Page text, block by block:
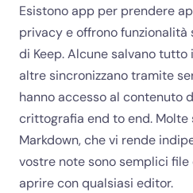
Esistono app per prendere
privacy e offrono
di Keep. Alcune salvano
altre sincronizzano tramite
hanno accesso al contenuto
crittografia end to end.
Markdown, che vi rende
vostre note sono semplici
aprire con qualsiasi editor.